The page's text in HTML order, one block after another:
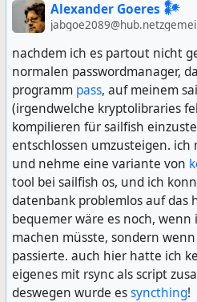
Alexander Goeres 𒀯
nachdem ich es partout nicht
normalen passwordmanager,
programm pass, auf meinem
(irgendwelche kryptolibraries
kompilieren für sailfish
entschlossen umzusteigen. ich
und nehme eine variante von
tool bei sailfish os, und ich
datenbank problemlos auf das
bequemer wäre es noch,
machen müsste, sondern
passierte. auch hier hatte ich
eigenes mit rsync als script
deswegen wurde essyncthing!